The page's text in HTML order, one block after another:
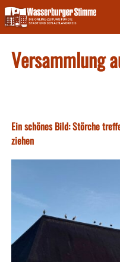
Skip
to
content
Versammlung
Ein schönes Bild: Störche
ziehen